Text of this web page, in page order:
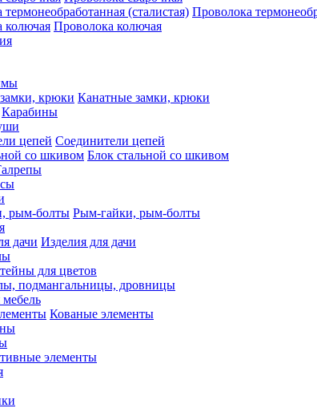
Проволока
Проволока колючая
Канатные замки, крюки
Карабины
Соединители цепей
Блок стальной со шкивом
Рым-гайки, рым-болты
Изделия для дачи
для цветов
подмангальницы, дровницы
мебель
Кованые элементы
элементы